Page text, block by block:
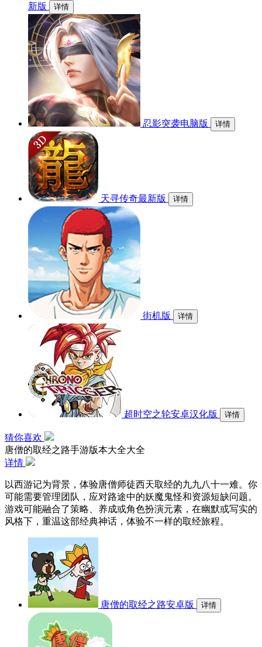
新版 详情
忍影突袭电脑版 详情
天寻传奇最新版 详情
街机版 详情
超时空之轮安卓汉化版 详情
猜你喜欢
唐僧的取经之路手游版本大全大全
详情
以西游记为背景，体验唐僧师徒西天取经的九九八十一难。你
可能需要管理团队，应对路途中的妖魔鬼怪和资源短缺问题。
游戏可能融合了策略、养成或角色扮演元素，在幽默或写实的
风格下，重温这部经典神话，体验不一样的取经旅程。
唐僧的取经之路安卓版 详情